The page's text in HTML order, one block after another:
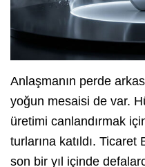
Anlaşmanın perde
yoğun mesaisi de var.
üretimi canlandırmak
turlarına katıldı. Ticaret
son bir yıl içinde